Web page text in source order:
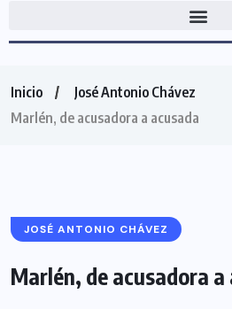
Inicio
José Antonio Chávez
Marlén, de acusadora a acusada
JOSÉ ANTONIO CHÁVEZ
Marlén, de acusadora a